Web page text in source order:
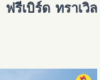
ฟรีเบิร์ด ทราเวิล